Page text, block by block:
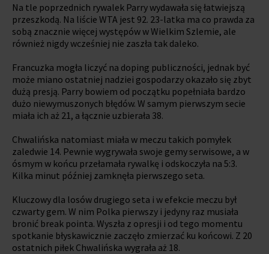
Na tle poprzednich rywalek Parry wydawała się łatwiejszą
przeszkodą. Na liście WTA jest 92. 23-latka ma co prawda za
sobą znacznie więcej występów w Wielkim Szlemie, ale
również nigdy wcześniej nie zaszła tak daleko.
Francuzka mogła liczyć na doping publiczności, jednak być
może miano ostatniej nadziei gospodarzy okazało się zbyt
dużą presją. Parry bowiem od początku popełniała bardzo
dużo niewymuszonych błędów. W samym pierwszym secie
miała ich aż 21, a łącznie uzbierała 38.
Chwalińska natomiast miała w meczu takich pomyłek
zaledwie 14. Pewnie wygrywała swoje gemy serwisowe, a w
ósmym w końcu przełamała rywalkę i odskoczyła na 5:3.
Kilka minut później zamknęła pierwszego seta.
Kluczowy dla losów drugiego seta i w efekcie meczu był
czwarty gem. W nim Polka pierwszy i jedyny raz musiała
bronić break pointa. Wyszła z opresji i od tego momentu
spotkanie błyskawicznie zaczęło zmierzać ku końcowi. Z 20
ostatnich piłek Chwalińska wygrała aż 18.